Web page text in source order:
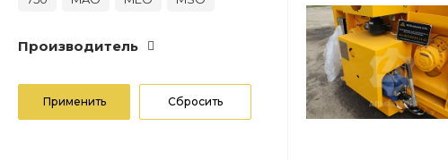
Производитель